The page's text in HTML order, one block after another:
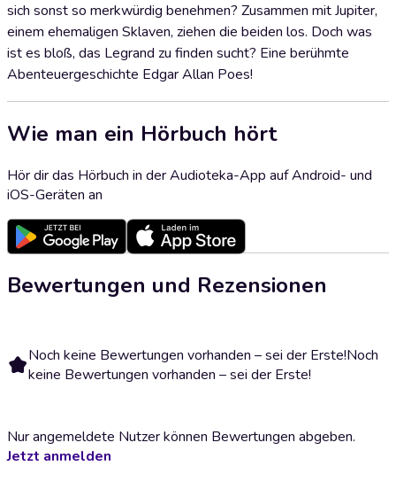
sich sonst so merkwürdig benehmen? Zusammen mit Jupiter,
einem ehemaligen Sklaven, ziehen die beiden los. Doch was
ist es bloß, das Legrand zu finden sucht? Eine berühmte
Abenteuergeschichte Edgar Allan Poes!
Wie man ein Hörbuch hört
Hör dir das Hörbuch in der Audioteka-App auf Android- und
iOS-Geräten an
Bewertungen und Rezensionen
Noch keine Bewertungen vorhanden – sei der Erste!Noch
keine Bewertungen vorhanden – sei der Erste!
Nur angemeldete Nutzer können Bewertungen abgeben.
Jetzt anmelden